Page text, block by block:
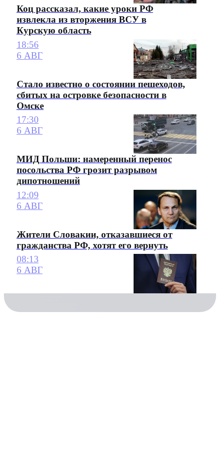
Коц рассказал, какие уроки РФ
извлекла из вторжения ВСУ в
Курскую область
18:56
6 АВГ
Стало известно о состоянии пешеходов,
сбитых на островке безопасности в
Омске
17:30
6 АВГ
МИД Польши: намеренный перенос
посольства РФ грозит разрывом
дипотношений
12:09
6 АВГ
Жители Словакии, отказавшиеся от
гражданства РФ, хотят его вернуть
08:13
6 АВГ